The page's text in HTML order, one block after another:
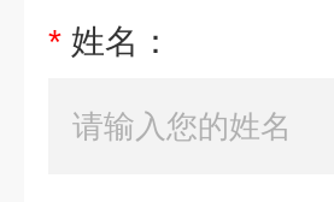
* 姓名：